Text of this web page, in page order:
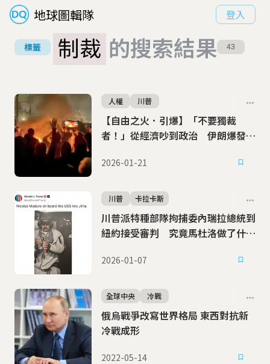
地球圖輯隊 登入
標籤 制裁 的搜索結果 43
【自由之火．引爆】「不要獨裁
者！」從經濟吵到政治 伊朗爆發全
人權 川普
2026-01-21
川普派特種部隊拘捕委內瑞拉總統到
紐約接受審判 究竟馬杜洛做了什
川普 卡拉卡斯
2026-01-07
俄烏戰爭改寫世界格局 東西對抗新
冷戰成形
全球中央 冷戰
2022-05-14